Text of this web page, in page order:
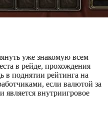
уже знакомую всем
в рейде, прохождения
в поднятии рейтинга на
если валютой за
внутриигровое